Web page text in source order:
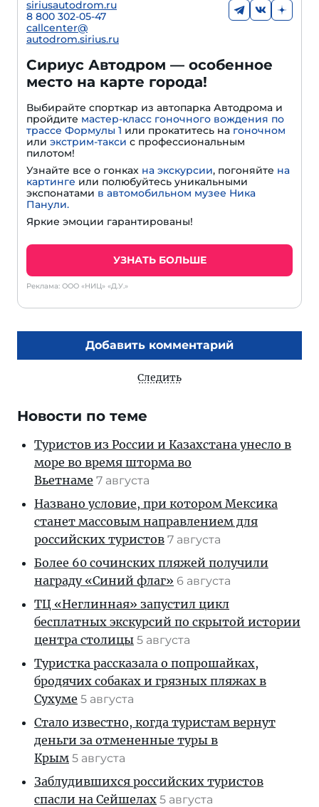
siriusautodrom.ru
8 800 302-05-47
callcenter@
autodrom.sirius.ru
Сириус Автодром — особенное
место на карте города!
Выбирайте спорткар из автопарка Автодрома и
пройдите мастер-класс гоночного вождения по
трассе Формулы 1 или прокатитесь на гоночном
или экстрим-такси с профессиональным
пилотом!
Узнайте все о гонках на экскурсии, погоняйте на
картинге или полюбуйтесь уникальными
экспонатами в автомобильном музее Ника
Панули.
Яркие эмоции гарантированы!
УЗНАТЬ БОЛЬШЕ
Реклама: ООО «НИЦ» «Д.У.»
Добавить комментарий
Следить
Новости по теме
Туристов из России и Казахстана унесло в
море во время шторма во
Вьетнаме 7 августа
Названо условие, при котором Мексика
станет массовым направлением для
российских туристов 7 августа
Более 60 сочинских пляжей получили
награду «Синий флаг» 6 августа
ТЦ «Неглинная» запустил цикл
бесплатных экскурсий по скрытой истории
центра столицы 5 августа
Туристка рассказала о попрошайках,
бродячих собаках и грязных пляжах в
Сухуме 5 августа
Стало известно, когда туристам вернут
деньги за отмененные туры в
Крым 5 августа
Заблудившихся российских туристов
спасли на Сейшелах 5 августа